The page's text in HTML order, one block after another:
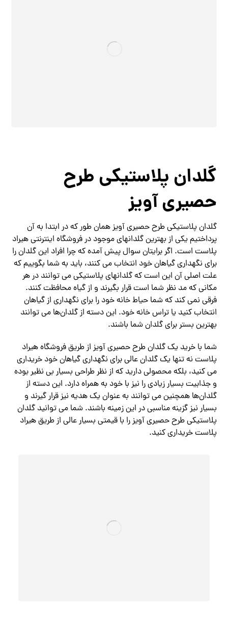
گلدان پلاستیکی طرح
حصیری آویز
گلدان پلاستیکی طرح حصیری آویز همان طور که در ابتدا به آن
پرداختیم یکی از بهترین گلدانهای موجود در فروشگاه اینترنتی هیراد
پلاست است. اگر برایتان سوال پیش آمده که چرا افراد این گلدان را
برای نگهداری گیاهان خود انتخاب می کنند، باید به شما بگوییم که
علت اصلی آن این است که گلدانهای پلاستیکی می توانند در هر
مکانی که مد نظر شما است قرار بگیرند و از گیاه محافظت کنند.
فرقی نمی کند که شما حیاط خانه خود را برای نگهداری از گیاهان
انتخاب کنید یا تراس خانه خود. این دسته از گلدان‌ها می توانند
بهترین بستر برای گلدان شما باشند.
شما با خرید یک گلدان طرح حصیری آویز از طریق فروشگاه هیراد
پلاست نه تنها یک گلدان عالی برای نگهداری گیاهان خود خریداری
می کنید، بلکه محصولی دارید که از نظر طراحی بسیار بی نظیر بوده
و جذابیت بسیار زیادی را نیز با خود به همراه دارد. این دسته از
گلدان‌ها همچنین می توانند به عنوان یک هدیه نیز قرار گیرند و
بسیار نیز گزینه مناسبی در این زمینه باشند. شما می توانید گلدان
پلاستیکی طرح حصیری آویز را با قیمتی بسیار عالی از طریق هیراد
پلاست خریداری کنید.